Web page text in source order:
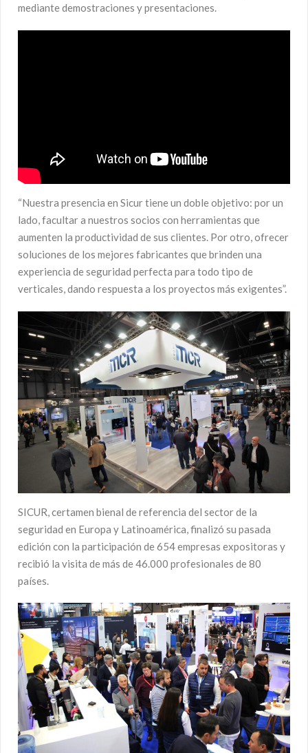
mediante demostraciones y presentaciones.
“Nuestra presencia en Sicur tiene un doble objetivo: por un
lado, facultar a nuestros socios con herramientas que
aumenten la productividad de sus clientes. Por otro, ofrecer
soluciones de los mejores fabricantes que brinden una
experiencia de seguridad perfecta para todo tipo de
verticales, dando respuesta a los proyectos más exigentes”.
SICUR, certamen bienal de referencia del sector de la
seguridad en Europa y Latinoamérica, finalizó su pasada
edición con la participación de 654 empresas expositoras y
recibió la visita de más de 46.000 profesionales de 80
países.